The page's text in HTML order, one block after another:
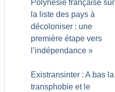
Polynésie française sur
la liste des pays à
décoloniser : une
première étape vers
l’indépendance »
Existransinter : A bas la
transphobie et le